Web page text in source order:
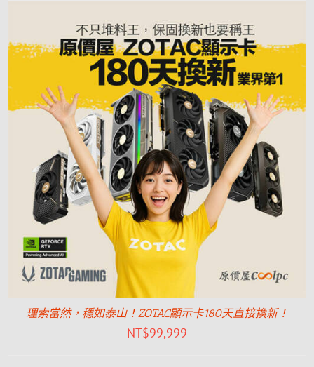
理索當然，穩如泰山！ZOTAC顯示卡180天直接換新！
NT$99,999